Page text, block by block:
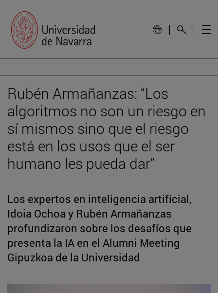
Rubén Armañanzas: “Los
algoritmos no son un riesgo en
sí mismos sino que el riesgo
está en los usos que el ser
humano les pueda dar”
Los expertos en inteligencia artificial,
Idoia Ochoa y Rubén Armañanzas
profundizaron sobre los desafíos que
presenta la IA en el Alumni Meeting
Gipuzkoa de la Universidad